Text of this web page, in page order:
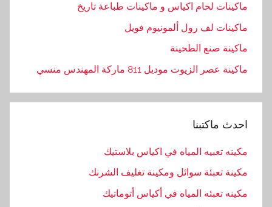
ماكينات لحام اكياس و ماكينات طباعة تاريخ
ماكينات لف رول ألمونيوم فويل
ماكينة صنع الطحينة
ماكينة عصر الزيوت موديل 811 ماركة المهندس منسي
احدث ماكتبنا
مكينه تعبيه المياه في اكياس بلاستيك
مكينة تعبئة سوائل ومكينة تغليف الشرنك
مكينه تعبئه المياه في أكياس أتوماتيك